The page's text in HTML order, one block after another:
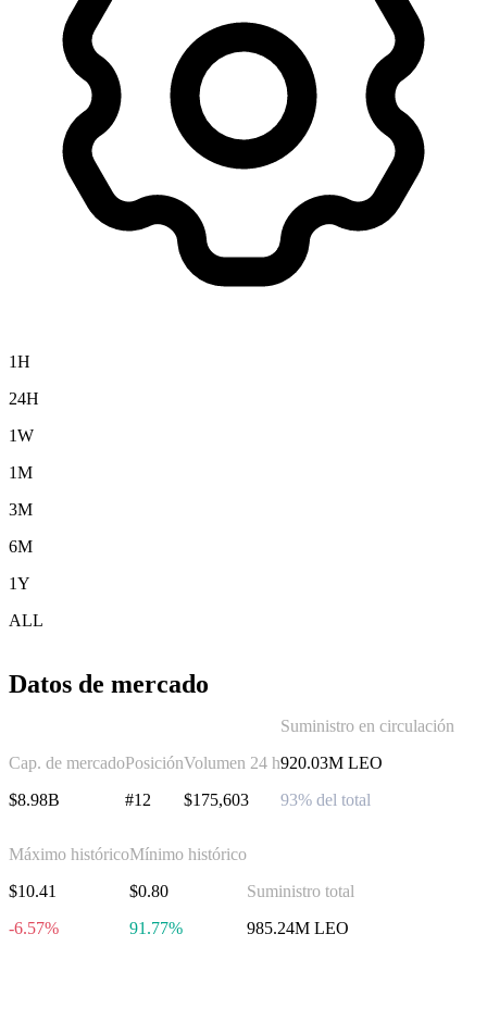
1H
24H
1W
1M
3M
6M
1Y
ALL
Datos de mercado
Cap. de mercado
$8.98B
Posición
#12
Volumen 24 h
$175,603
Suministro en circulación
920.03M LEO
93% del total
Máximo histórico
$10.41
-6.57%
Mínimo histórico
$0.80
91.77%
Suministro total
985.24M LEO